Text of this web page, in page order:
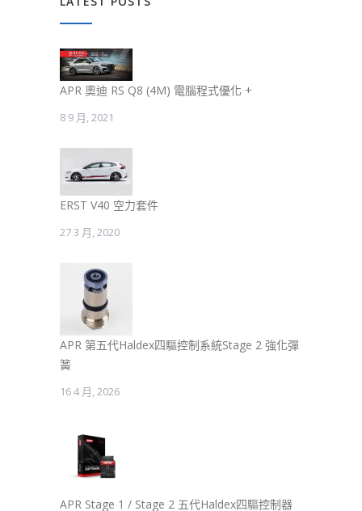
APR 奧迪 RS Q8 (4M) 電腦程式優化 +
8 9 月, 2021
ERST V40 空力套件
27 3 月, 2020
APR 第五代Haldex四驅控制系統Stage 2 強化彈
簧
16 4 月, 2026
APR Stage 1 / Stage 2 五代Haldex四驅控制器